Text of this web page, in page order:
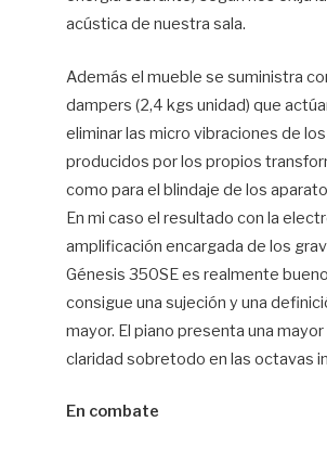
acústica de nuestra sala.
Además el mueble se suministra
dampers (2,4 kgs unidad) que
eliminar las micro vibraciones de
producidos por los propios
como para el blindaje de los
En mi caso el resultado con la
amplificación encargada de los
Génesis 350SE es realmente
consigue una sujeción y una
mayor. El piano presenta una
claridad sobretodo en las octavas
En combate